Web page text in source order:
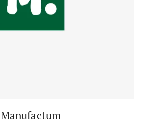
Manufactum